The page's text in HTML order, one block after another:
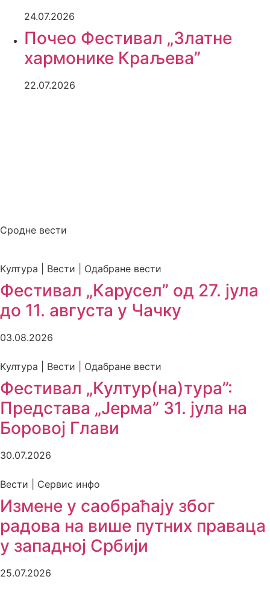
24.07.2026
Почео Фестивал „Златне
хармонике Краљева”
22.07.2026
Сродне вести
Kултура | Вести | Одабране вести
Фестивал „Карусел” од 27. јула
до 11. августа у Чачку
03.08.2026
Kултура | Вести | Одабране вести
Фестивал „Култур(на)тура”:
Представа „Јерма” 31. јула на
Боровој Глави
30.07.2026
Вести | Сервис инфо
Измене у саобраћају због
радова на више путних праваца
у западној Србији
25.07.2026